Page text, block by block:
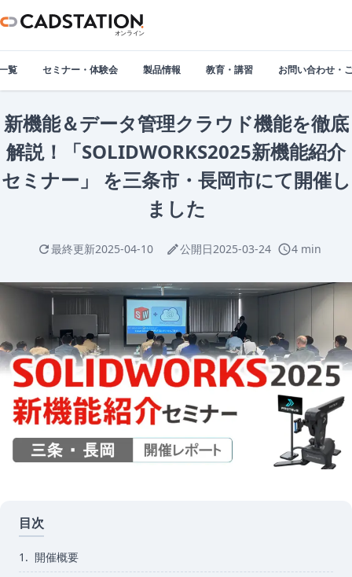
覧 セミナー・体験会 製品情報 教育・講習 お問い合わせ・
新機能＆データ管理クラウド機能を徹底
解説！「SOLIDWORKS2025新機能紹介
セミナー」 を三条市・長岡市にて開催し
ました
refresh最終更新2025-04-10 edit公開日2025-03-24 schedule4 min
目次
1. 開催概要